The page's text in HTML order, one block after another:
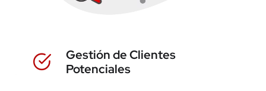
Gestión de Clientes
Potenciales